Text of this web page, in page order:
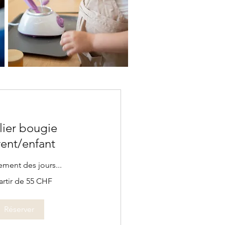
bougie
enfant
des jours...
de 55 CHF
Réserver